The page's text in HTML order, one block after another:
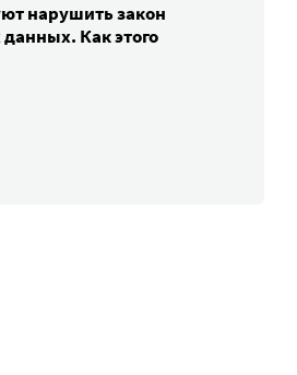
нарушить закон
Как этого